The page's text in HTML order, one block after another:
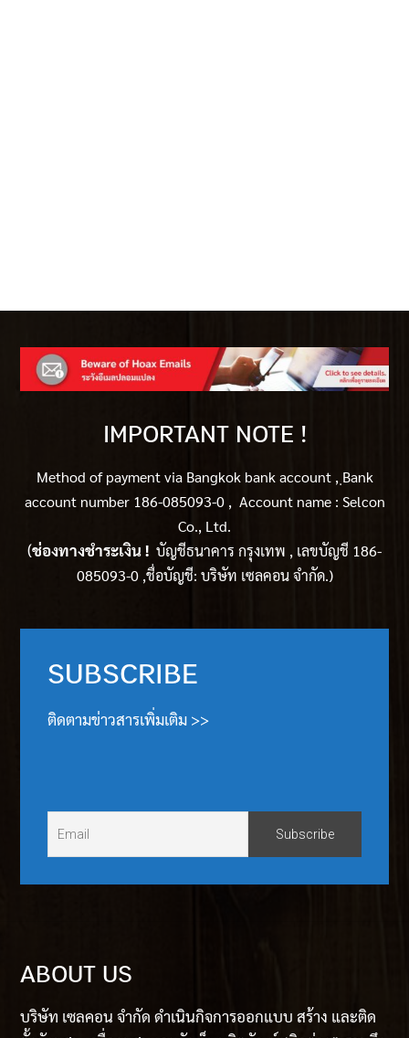
IMPORTANT NOTE !
Method of payment via Bangkok bank account , ฺBank
account number 186-085093-0 , Account name : Selcon
Co., Ltd.
(ช่องทางชำระเงิน ! บัญชีธนาคาร กรุงเทพ , เลขบัญชี 186-
085093-0 ,ชื่อบัญชี: บริษัท เซลคอน จำกัด.)
SUBSCRIBE
ติดตามข่าวสารเพิ่มเติม >>
ABOUT US
บริษัท เซลคอน จำกัด ดำเนินกิจการออกแบบ สร้าง และติด